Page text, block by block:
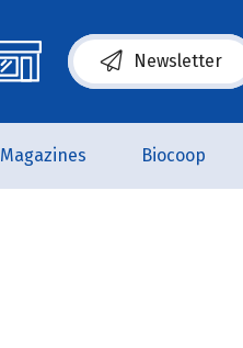
Newsletter
(s’ouvre dans une
Magazines Biocoop